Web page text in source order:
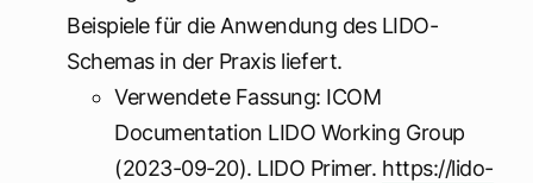
Beispiele für die Anwendung des LIDO-
Schemas in der Praxis liefert.
Verwendete Fassung: ICOM
Documentation LIDO Working Group
(2023-09-20). LIDO Primer. https://lido-